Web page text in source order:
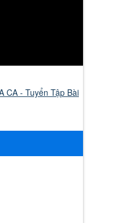
CA - Tuyển Tập Bài